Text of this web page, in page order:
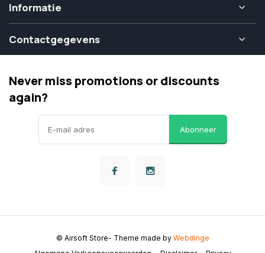
Informatie
Contactgegevens
Never miss promotions or discounts
again?
Abonneer
© Airsoft Store- Theme made by Webdinge